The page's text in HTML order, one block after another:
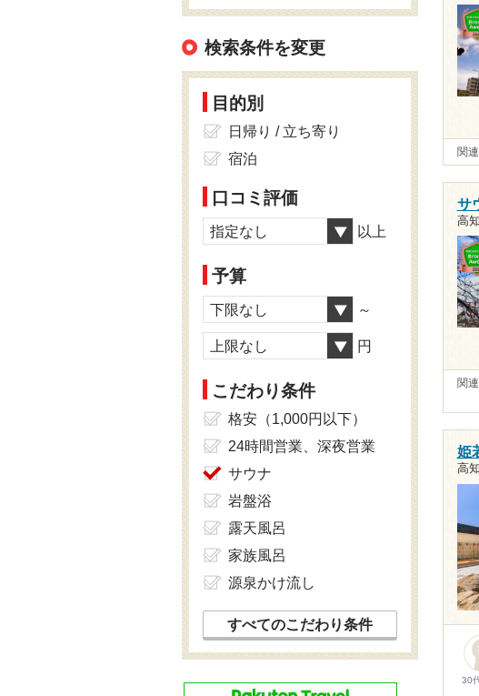
関
サ
高
関
姫
高
30
検索条件を変更
目的別
日帰り / 立ち寄り
宿泊
口コミ評価
指定なし 以上
予算
下限なし ～
上限なし 円
こだわり条件
格安（1,000円以下）
24時間営業、深夜営業
サウナ
岩盤浴
露天風呂
家族風呂
源泉かけ流し
すべてのこだわり条件